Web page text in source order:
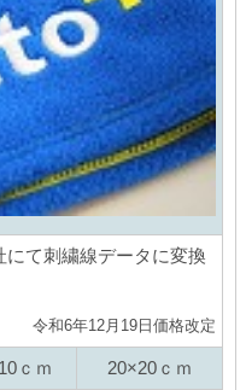
にて刺繍線データに変換
令和6年12月19日価格改定
ｃｍ 20×20ｃｍ